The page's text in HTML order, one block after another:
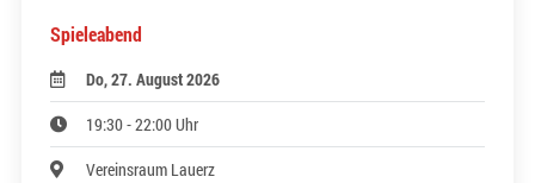
Spieleabend
Do, 27. August 2026
19:30 - 22:00 Uhr
Vereinsraum Lauerz